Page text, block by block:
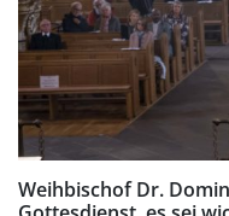
Weihbischof Dr.